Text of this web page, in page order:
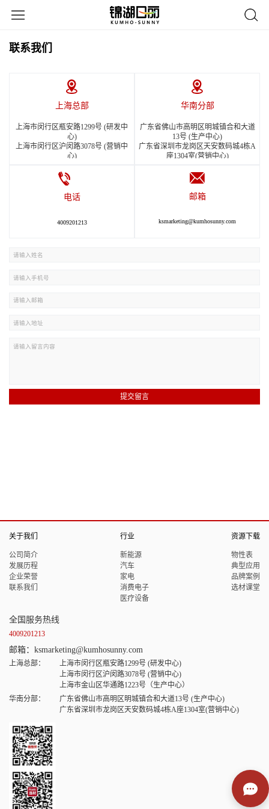
联系我们
上海总部
上海市闵行区瓶安路1299号 (研发中
心)
上海市闵行区沪闵路3078号 (营销中
心)
心）
华南分部
广东省佛山市高明区明城镇合和大道
13号 (生产中心)
广东省深圳市龙岗区天安数码城4栋A
座1304室(营销中心)
电话
4009201213
邮箱
ksmarketing@kumhosunny.com
提交留言
关于我们
公司简介
发展历程
企业荣誉
联系我们
行业
新能源
汽车
家电
消费电子
医疗设备
资源下载
物性表
典型应用
品牌案例
选材课堂
全国服务热线
4009201213
邮箱：ksmarketing@kumhosunny.com
上海总部：
上海市闵行区瓶安路1299号 (研发中心)
上海市闵行区沪闵路3078号 (营销中心)
上海市金山区华通路1223号（生产中心）
华南分部：
广东省佛山市高明区明城镇合和大道13号 (生产中心)
广东省深圳市龙岗区天安数码城4栋A座1304室(营销中心)